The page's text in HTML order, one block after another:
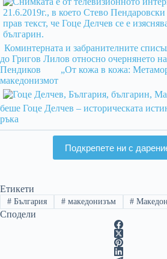
Коминтерната и забранителните
до Григов Лилов относно очернянето
Пендиков
„От кожа в кожа:
македонизмот
беше Гоце Делчев – историческата
ръка
Подкрепете ни с
Етикети
#България #македонизъм #
Сподели